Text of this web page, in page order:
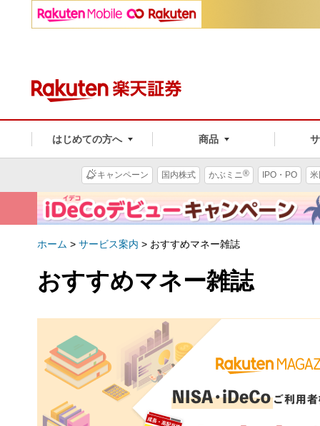
はじめての方へ 商品
キャンペーン 国内株式 かぶミニ® IPO・PO
ホーム > サービス案内 > おすすめマネー雑誌
おすすめマネー雑誌